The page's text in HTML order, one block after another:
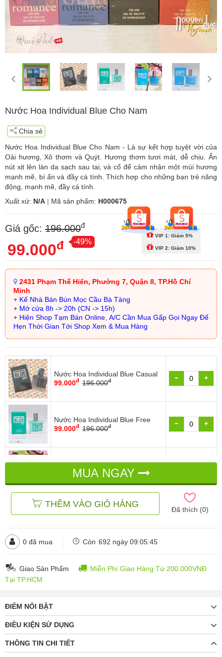
Nước Hoa Individual Blue Cho Nam
Chia sẻ
Nước Hoa Individual Blue Cho Nam - Là sự kết hợp tuyệt vời của
Oải hương, Xô thơm và Quýt. Hương thơm tươi mát, dễ chịu. Ấn
nút xịt lên làn da sạch sau tai, và cổ để cảm nhận một mùi hương
mạnh mẽ, bí ẩn và đầy cá tính. Thích hợp cho những bạn trẻ năng
động, mạnh mẽ, đầy cá tính.
Xuất xứ: N/A | Mã sản phẩm: H000675
Giá gốc: 196.000đ
99.000đ -49%
VIP 1: Giảm 5%
VIP 2: Giảm 10%
2431 Phạm Thế Hiển, Phường 7, Quận 8, TP.Hồ Chí
Minh
+ Kế Nhà Bán Bún Mọc Cầu Bà Tàng
+ Mở cửa 8h -> 20h (CN -> 15h)
+ Hiện Shop Tạm Bán Online, A/C Cần Mua Gấp Gọi Ngay Để
Hẹn Thời Gian Tới Shop Xem & Mua Hàng
Nước Hoa Individual Blue Casual
99.000đ 196.000đ
Nước Hoa Individual Blue Free
99.000đ 196.000đ
Nước Hoa Individual Blue Pour
99.000 đ 196.000đ
MUA NGAY
THÊM VÀO GIỎ HÀNG
Đã thích (0)
0 đã mua Còn 692 ngày 09:05:43
Giao Sản Phẩm
Miễn Phí Giao Hàng Từ 200.000VNĐ
Tại TP.HCM
ĐIỂM NỔI BẬT
ĐIỀU KIỆN SỬ DỤNG
THÔNG TIN CHI TIẾT